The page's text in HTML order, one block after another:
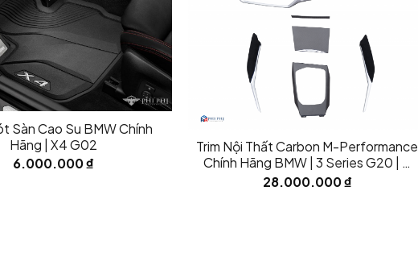
Sàn Cao Su BMW Chính
Hãng | X4 G02
6.000.000₫
Trim Nội Thất Carbon M-Performance
Chính Hãng BMW | 3 Series G20 | 4
Series G22/23/26
28.000.000₫